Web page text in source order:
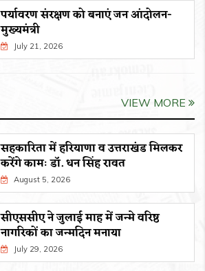
पर्यावरण संरक्षण को बनाएं जन आंदोलन-
मुख्यमंत्री
July 21, 2026
VIEW MORE
सहकारिता में हरियाणा व उत्तराखंड मिलकर
करेंगे कामः डाॅ. धन सिंह रावत
August 5, 2026
सीएससीए ने जुलाई माह में जन्मे वरिष्ठ
नागरिकों का जन्मदिन मनाया
July 29, 2026